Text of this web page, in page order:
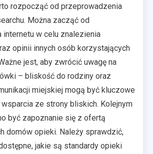
rozpocząć od przeprowadzenia
Można zacząć od
internetu w celu znalezienia
opinii innych osób korzystających
jest, aby zwrócić uwagę na
– bliskość do rodziny oraz
miejskiej mogą być kluczowe
ze strony bliskich. Kolejnym
być zapoznanie się z ofertą
domów opieki. Należy sprawdzić,
jakie są standardy opieki